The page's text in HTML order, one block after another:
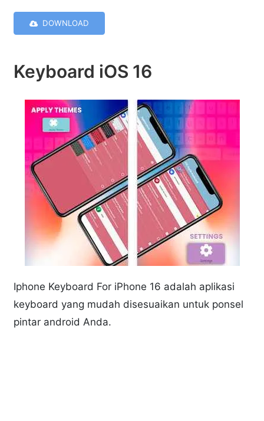
DOWNLOAD
Keyboard iOS 16
Iphone Keyboard For iPhone 16 adalah aplikasi
keyboard yang mudah disesuaikan untuk ponsel
pintar android Anda.